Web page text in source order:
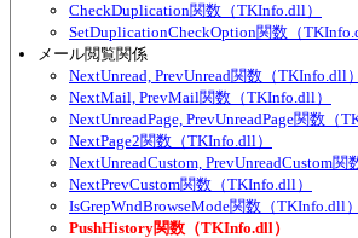
CheckDuplication関数（TKInfo.dll）
SetDuplicationCheckOption関数（
メール閲覧関係
NextUnread, PrevUnread関数（TKInfo.dll）
NextMail, PrevMail関数（TKInfo.dll）
NextUnreadPage, PrevUnreadPage関数（
NextPage2関数（TKInfo.dll）
NextUnreadCustom, PrevUnreadCustom関
NextPrevCustom関数（TKInfo.dll）
IsGrepWndBrowseMode関数（TKInfo.dll）
PushHistory関数（TKInfo.dll）